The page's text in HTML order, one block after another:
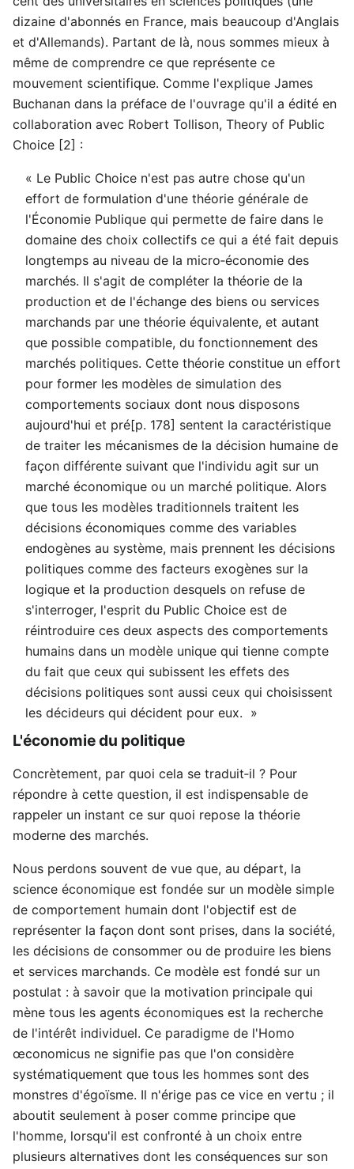
dizaine d'abonnés en France, mais beaucoup d'Anglais
et d'Allemands). Partant de là, nous sommes mieux à
même de comprendre ce que représente ce
mouvement scientifique. Comme l'explique James
Buchanan dans la préface de l'ouvrage qu'il a édité en
collaboration avec Robert Tollison, Theory of Public
Choice [2] :
« Le Public Choice n'est pas autre chose qu'un
effort de formulation d'une théorie générale de
l'Économie Publique qui permette de faire dans le
domaine des choix collectifs ce qui a été fait depuis
longtemps au niveau de la micro‑économie des
marchés. Il s'agit de compléter la théorie de la
production et de l'échange des biens ou services
marchands par une théorie équivalente, et autant
que possible compatible, du fonctionnement des
marchés politiques. Cette théorie constitue un effort
pour former les modèles de simulation des
comportements sociaux dont nous disposons
aujourd'hui et pré[p. 178] sentent la caractéristique
de traiter les mécanismes de la décision humaine de
façon différente suivant que l'individu agit sur un
marché économique ou un marché politique. Alors
que tous les modèles traditionnels traitent les
décisions économiques comme des variables
endogènes au système, mais prennent les décisions
politiques comme des facteurs exogènes sur la
logique et la production desquels on refuse de
s'interroger, l'esprit du Public Choice est de
réintroduire ces deux aspects des comportements
humains dans un modèle unique qui tienne compte
du fait que ceux qui subissent les effets des
décisions politiques sont aussi ceux qui choisissent
les décideurs qui décident pour eux. »
L'économie du politique
Concrètement, par quoi cela se traduit‑il ? Pour
répondre à cette question, il est indispensable de
rappeler un instant ce sur quoi repose la théorie
moderne des marchés.
Nous perdons souvent de vue que, au départ, la
science économique est fondée sur un modèle simple
de comportement humain dont l'objectif est de
représenter la façon dont sont prises, dans la société,
les décisions de consommer ou de produire les biens
et services marchands. Ce modèle est fondé sur un
postulat : à savoir que la motivation principale qui
mène tous les agents économiques est la recherche
de l'intérêt individuel. Ce paradigme de l'Homo
œconomicus ne signifie pas que l'on considère
systématiquement que tous les hommes sont des
monstres d'égoïsme. Il n'érige pas ce vice en vertu ; il
aboutit seulement à poser comme principe que
l'homme, lorsqu'il est confronté à un choix entre
plusieurs alternatives dont les conséquences sur son